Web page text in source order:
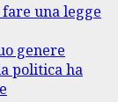
una legge
genere
politica ha